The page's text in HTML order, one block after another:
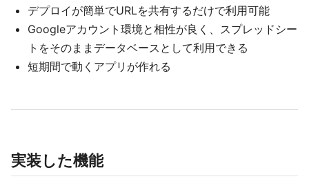
デプロイが簡単でURLを共有するだけで利用可能
Googleアカウント環境と相性が良く、スプレッドシー
トをそのままデータベースとして利用できる
短期間で動くアプリが作れる
実装した機能